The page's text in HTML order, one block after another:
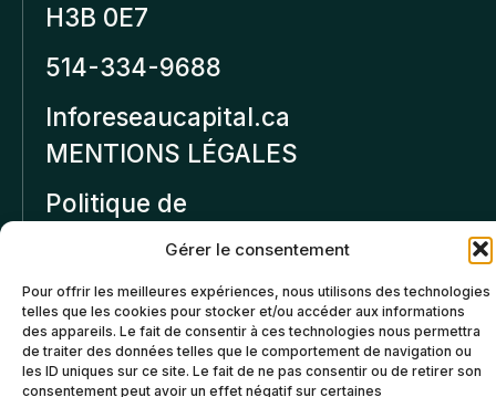
Gérer le consentement
Pour offrir les meilleures expériences, nous utilisons des technologies
telles que les cookies pour stocker et/ou accéder aux informations
des appareils. Le fait de consentir à ces technologies nous permettra
de traiter des données telles que le comportement de navigation ou
les ID uniques sur ce site. Le fait de ne pas consentir ou de retirer son
consentement peut avoir un effet négatif sur certaines
H3B 0E7
514-334-9688
Inforeseaucapital.ca
MENTIONS LÉGALES
Politique de
confidentialité
Politiques d’annulation et
de remboursement
Politique de cookies (CA)